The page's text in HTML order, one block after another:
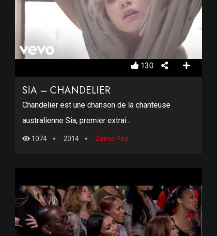
130
SIA – CHANDELIER
Chandelier est une chanson de la chanteuse
australienne Sia, premier extrai...
1074 2014 Dance Pop